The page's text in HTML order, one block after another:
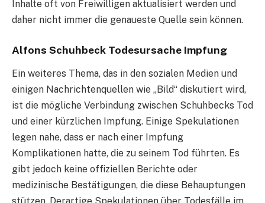
Inhalte oft von Freiwilligen aktualisiert werden und
daher nicht immer die genaueste Quelle sein können.
Alfons Schuhbeck Todesursache Impfung
Ein weiteres Thema, das in den sozialen Medien und
einigen Nachrichtenquellen wie „Bild“ diskutiert wird,
ist die mögliche Verbindung zwischen Schuhbecks Tod
und einer kürzlichen Impfung. Einige Spekulationen
legen nahe, dass er nach einer Impfung
Komplikationen hatte, die zu seinem Tod führten. Es
gibt jedoch keine offiziellen Berichte oder
medizinische Bestätigungen, die diese Behauptungen